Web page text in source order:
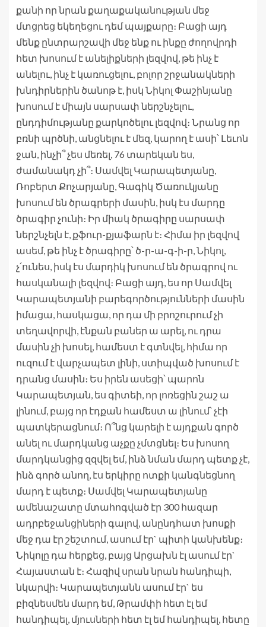
քանի որ նրան քաղաքականության մեջ
մտցրեց եկեղեցու դեմ պայքարը։ Բացի այդ
մենք ընտրարշավի մեջ ենք ու ինքը ժողովրդի
հետ խոսում է անելիքների լեզվով, թե ինչ է
անելու, ինչ է կառուցելու, բոլոր շրջանակների
խնդիրներին ծանոթ է, իսկ Նիկոլ Փաշինյանը
խոսում է միայն սարսափ ներշնչելու,
ընդդիմությանը քարկոծելու լեզվով։ Նրանց որ
բռնի պրծնի, անցնելու է մեզ, կարող է ասի՝ Լեւոն
ջան, ինչի՞ չես մեռել, 76 տարեկան ես,
ժամանակդ չի՞։ Սամվել Կարապետյանը,
Ռոբերտ Քոչարյանը, Գագիկ Ծառուկյանը
խոսում են ծրագրերի մասին, իսկ էս մարդը
ծրագիր չունի։ Իր միակ ծրագիրը սարսափ
ներշնչելն է, քֆուր-քյաֆարն է։ Հիմա իր լեզվով
ասեմ, թե ինչ է ծրագիրը՝ ծ-ր-ա-գ-ի-ր, Նիկոլ,
չ՛ունես, իսկ էս մարդիկ խոսում են ծրագրով ու
հասկանալի լեզվով։ Բացի այդ, ես որ Սամվել
Կարապետյանի բարեգործությունների մասին
իմացա, հասկացա, որ դա մի բրոշուրում չի
տեղավորվի, էնքան բաներ ա արել, ու դրա
մասին չի խոսել, համեստ է գտնվել, հիմա որ
ուզում է վարչապետ լինի, ստիպված խոսում է
դրանց մասին։ Ես իրեն ասեցի՝ պարոն
Կարապետյան, ես գիտեի, որ լոռեցին շաշ ա
լինում, բայց որ էդքան համեստ ա լինում՝ չէի
պատկերացնում։ Ո՞նց կարելի է այդքան գործ
անել ու մարդկանց աչքը չմտցնել։ Ես խոսող
մարդկանցից զզվել եմ, ինձ նման մարդ պետք չէ,
ինձ գործ անող, էս երկիրը ոտքի կանգնեցնող
մարդ է պետք։ Սամվել Կարապետյանը
ամենաշատը մտահոգված էր 300 հազար
ադրբեջանցիների գալով, անընդհատ խոսքի
մեջ դա էր շեշտում, ասում էր` պիտի կանխենք։
Նիկոլը դա հերքեց, բայց Արցախն էլ ասում էր`
Հայաստան է։ Հազիվ սրան նրան հանդիպի,
նկարվի։ Կարապետյանն ասում էր` ես
բիզնեսմեն մարդ եմ, Թրամփի հետ էլ եմ
հանդիպել, մյուսների հետ էլ եմ հանդիպել, հետը